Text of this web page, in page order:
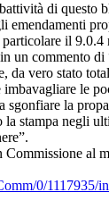
di questo
emendamenti
il 9.0.4
un commento
da vero stato
le
sgonfiare la
la stampa negli
Commissione al
0/1117935/